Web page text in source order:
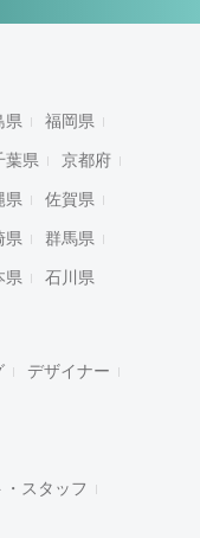
県 福岡県
葉県 京都府
県 佐賀県
県 群馬県
県 石川県
デザイナー
スタッフ